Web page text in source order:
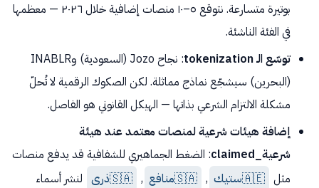
بوتيرة متسارعة. نتوقع ٥–١٠ منصات إضافية خلال ٢٠٢٦ — معظمها
في الفئة الناشئة.
توسّع الـ tokenization
: نجاح Jozo (السعودية) وINABLR
(البحرين) سيشجّع نماذج مماثلة. لكن الصكوك الرقمية لا تُحلّ
مشكلة الالتزام الشرعي بذاتها — الهيكل القانوني هو الفاصل.
إضافة هيئات شرعية لمنصات معتمد عند هيئة
شرعية_claimed
: الضغط الجماهيري للشفافية قد يدفع منصات
مثل 🇦🇪ستيك ,
🇸🇦منافع ,
🇸🇦ذرى لنشر أسماء